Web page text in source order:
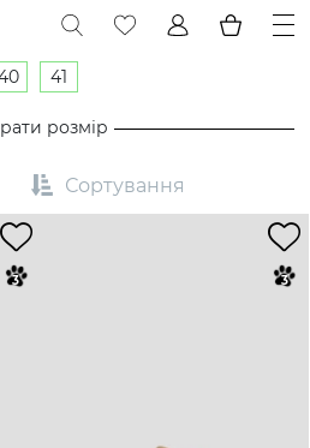
41
розмір
Сортування